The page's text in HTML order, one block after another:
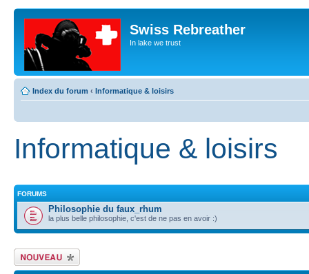
Swiss Rebreather
In lake we trust
Index du forum ‹ Informatique & loisirs
Informatique & loisirs
FORUMS
Philosophie du faux_rhum
la plus belle philosophie, c'est de ne pas en avoir :)
Écrire un nouveau
sujet